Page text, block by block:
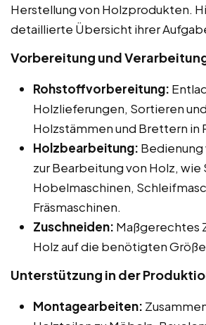
Herstellung von Holzprodukten.
detaillierte Übersicht ihrer
Vorbereitung und
Rohstoffvorbereitung:
Holzlieferungen, Sortieren
Holzstämmen und Brettern in
Holzbearbeitung: Bedienung
zur Bearbeitung von Holz, wie
Hobelmaschinen,
Fräsmaschinen.
Zuschneiden: Maßgerechtes
Holz auf die benötigten
Unterstützung in der
Montagearbeiten: